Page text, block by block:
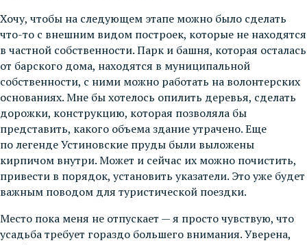
Хочу, чтобы на следующем этапе можно было сделать
что-то с внешним видом построек, которые не находятся
в частной собственности. Парк и башня, которая осталась
от барского дома, находятся в муниципальной
собственности, с ними можно работать на волонтерских
основаниях. Мне бы хотелось опилить деревья, сделать
дорожки, конструкцию, которая позволяла бы
представить, какого объема здание утрачено. Еще
по легенде Устиновские пруды были выложены
кирпичом внутри. Может и сейчас их можно почистить,
привести в порядок, установить указатели. Это уже будет
важным поводом для туристической поездки.
Место пока меня не отпускает — я просто чувствую, что
усадьба требует гораздо большего внимания. Уверена,